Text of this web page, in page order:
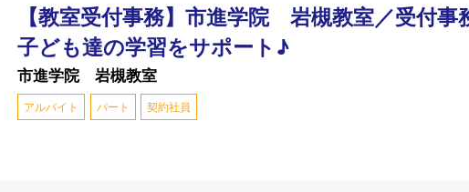
【教室受付事務】市進学院 岩槻教室／受付
子ども達の学習をサポート♪
市進学院 岩槻教室
アルバイト パート 契約社員